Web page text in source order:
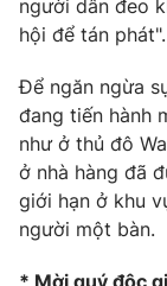
Ðiện thoại Thời
Email:
Liên hệ quảng
người dân đeo
hội để tán phát".
Để ngăn ngừa
đang tiến hành
như ở thủ đô
ở nhà hàng đã
giới hạn ở khu
người một bàn.
* Mời quý độc